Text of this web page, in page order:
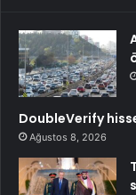
DoubleVerify
Ağustos 8, 2026